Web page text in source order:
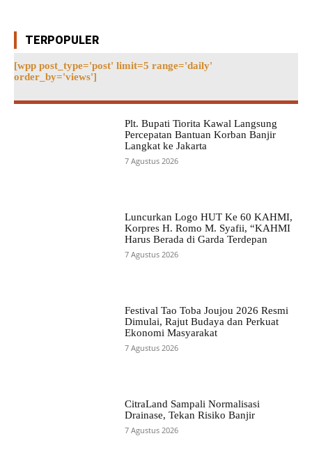
TERPOPULER
[wpp post_type='post' limit=5 range='daily'
order_by='views']
Plt. Bupati Tiorita Kawal Langsung
Percepatan Bantuan Korban Banjir
Langkat ke Jakarta
7 Agustus 2026
Luncurkan Logo HUT Ke 60 KAHMI,
Korpres H. Romo M. Syafii, “KAHMI
Harus Berada di Garda Terdepan
7 Agustus 2026
Festival Tao Toba Joujou 2026 Resmi
Dimulai, Rajut Budaya dan Perkuat
Ekonomi Masyarakat
7 Agustus 2026
CitraLand Sampali Normalisasi
Drainase, Tekan Risiko Banjir
7 Agustus 2026